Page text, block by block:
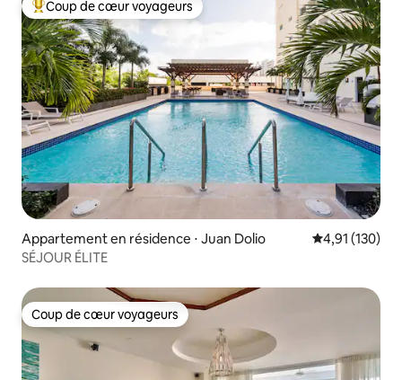
Coups de cœur voyageurs les plus appréciés
Coup de cœur voyageurs
Appartement en résidence ⋅ Juan Dolio Évaluation
4,91 (130)
SÉJOUR ÉLITE
Coup de cœur voyageurs
Coup de cœur voyageurs